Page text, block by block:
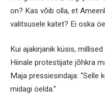
on? Kas võib olla, et
valitsusele katet? Ei oska
Kui ajakirjanik küsis,
Hiinale protestijate jõhkra
Maja pressiesindaja: “Selle
midagi öelda.”